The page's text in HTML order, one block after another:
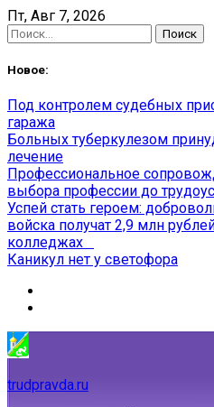
Skip
to
content
Пт, Авг 7, 2026
Найти:
Новое:
Под контролем судебных
гаража
Больных туберкулезом
лечение
Профессиональное
выбора профессии до
Успей стать героем:
войска получат 2,9 млн
колледжах
Каникул нет у светофора
trudpravda.ru